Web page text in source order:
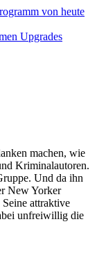
Upgrades
machen, wie
Kriminalautoren.
Und da ihn
New Yorker
attraktive
unfreiwillig die